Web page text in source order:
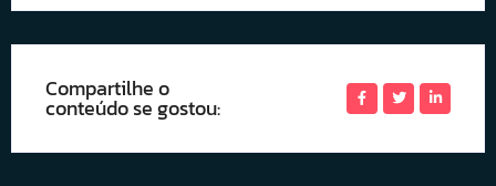
Compartilhe o
conteúdo se gostou: